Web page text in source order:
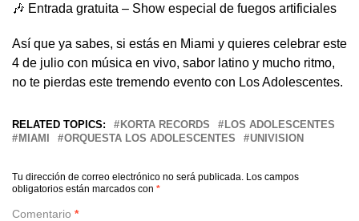
🎶 Entrada gratuita – Show especial de fuegos artificiales
Así que ya sabes, si estás en Miami y quieres celebrar este
4 de julio con música en vivo, sabor latino y mucho ritmo,
no te pierdas este tremendo evento con Los Adolescentes.
RELATED TOPICS: KORTA RECORDS
LOS ADOLESCENTES
MIAMI
ORQUESTA LOS ADOLESCENTES UNIVISION
Tu dirección de correo electrónico no será publicada. Los campos
obligatorios están marcados con *
Comentario *